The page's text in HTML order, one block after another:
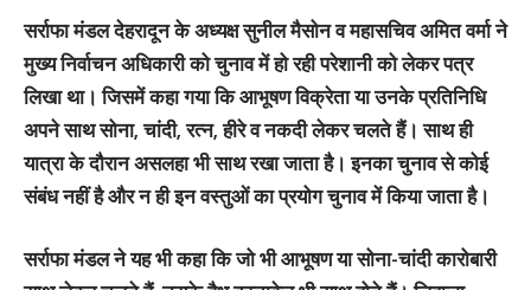
सर्राफा मंडल देहरादून के अध्यक्ष सुनील मैसोन व महासचिव अमित वर्मा ने
मुख्य निर्वाचन अधिकारी को चुनाव में हो रही परेशानी को लेकर पत्र
लिखा था। जिसमें कहा गया कि आभूषण विक्रेता या उनके प्रतिनिधि
अपने साथ सोना, चांदी, रत्न, हीरे व नकदी लेकर चलते हैं। साथ ही
यात्रा के दौरान असलहा भी साथ रखा जाता है। इनका चुनाव से कोई
संबंध नहीं है और न ही इन वस्तुओं का प्रयोग चुनाव में किया जाता है।
सर्राफा मंडल ने यह भी कहा कि जो भी आभूषण या सोना-चांदी कारोबारी